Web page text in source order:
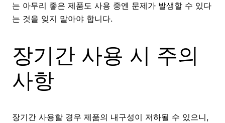
는 아무리 좋은 제품도 사용 중엔 문제가 발생할 수 있다
는 것을 잊지 말아야 합니다.
장기간 사용 시 주의
사항
장기간 사용할 경우 제품의 내구성이 저하될 수 있으니,